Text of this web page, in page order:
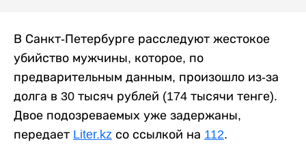
В Санкт-Петербурге расследуют жестокое
убийство мужчины, которое, по
предварительным данным, произошло из-за
долга в 30 тысяч рублей (174 тысячи тенге).
Двое подозреваемых уже задержаны,
передает Liter.kz со ссылкой на 112.